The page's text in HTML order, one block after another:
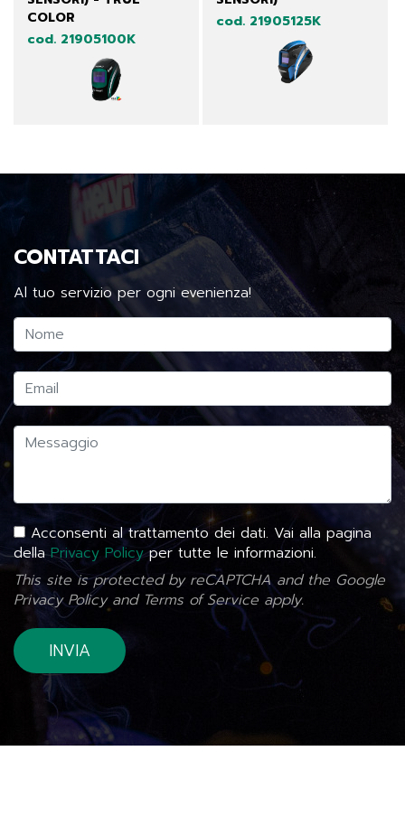
COLOR
cod. 21905100K
cod. 21905125K
CONTATTACI
Al tuo servizio per ogni evenienza!
Acconsenti al trattamento dei dati. Vai alla pagina
dellaPrivacy Policyper tutte le informazioni.
This site is protected by reCAPTCHA and the Google
Privacy Policyand Terms of Service apply.